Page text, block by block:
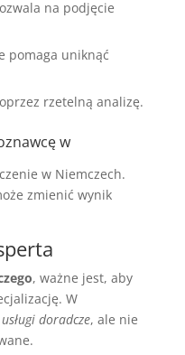
na podjęcie
pomaga uniknąć
rzetelną analizę.
w
w Niemczech.
zmienić wynik
, ważne jest, aby
W
usługi doradcze, ale nie